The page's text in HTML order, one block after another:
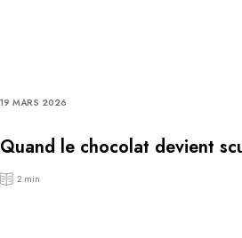
19 MARS 2026
Quand le chocolat devient
2 min